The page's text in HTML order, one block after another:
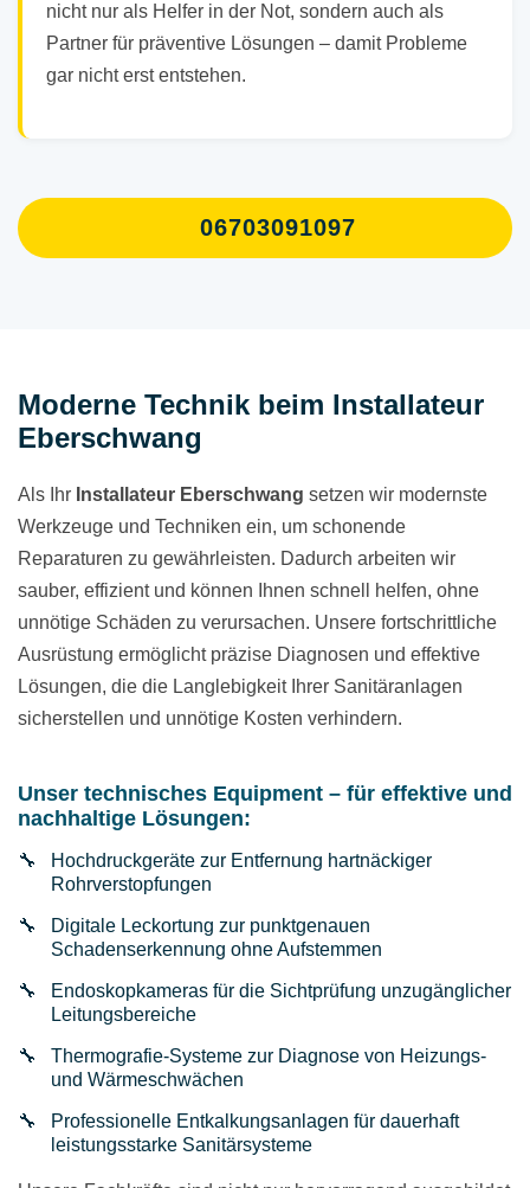
nicht nur als Helfer in der Not, sondern auch als
Partner für präventive Lösungen – damit Probleme
gar nicht erst entstehen.
06703091097
Moderne Technik beim Installateur
Eberschwang
Als Ihr Installateur Eberschwang setzen wir modernste
Werkzeuge und Techniken ein, um schonende
Reparaturen zu gewährleisten. Dadurch arbeiten wir
sauber, effizient und können Ihnen schnell helfen, ohne
unnötige Schäden zu verursachen. Unsere fortschrittliche
Ausrüstung ermöglicht präzise Diagnosen und effektive
Lösungen, die die Langlebigkeit Ihrer Sanitäranlagen
sicherstellen und unnötige Kosten verhindern.
Unser technisches Equipment – für effektive und
nachhaltige Lösungen:
Hochdruckgeräte zur Entfernung hartnäckiger
Rohrverstopfungen
Digitale Leckortung zur punktgenauen
Schadenserkennung ohne Aufstemmen
Endoskopkameras für die Sichtprüfung unzugänglicher
Leitungsbereiche
Thermografie-Systeme zur Diagnose von Heizungs-
und Wärmeschwächen
Professionelle Entkalkungsanlagen für dauerhaft
leistungsstarke Sanitärsysteme